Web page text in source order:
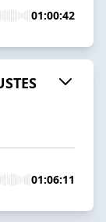
01:00:42
01:06:11